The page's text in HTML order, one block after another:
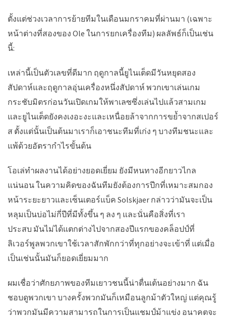
ตั้งแต่ช่วงเวลาการย้ายทีมในเดือนมกราคมที่ผ่านมา (เฉพาะ
หน้าต่างที่สองของ Ole ในการยกเครื่องทีม) ผลลัพธ์ก็เป็นเช่น
นี้:
เหล่านี้เป็นตัวเลขที่ดีมาก ฤดูกาลนี้ยูไนเต็ดมีวันหยุดสอง
สัปดาห์และฤดูกาลอุ่นเครื่องหนึ่งสัปดาห์ พวกเขาเล่นเกม
กระชับมิตรก่อนวันเปิดเกมให้พาเลซซึ่งเล่นไปแล้วสามเกม
และยูไนเต็ดยังคงเงอะงะและเหนื่อยล้าจากการขย้ำจากสเปอร์
ส ตั้งแต่นั้นเป็นต้นมาเราก็เอาชนะทีมที่เก่ง ๆ บางทีมชนะและ
แพ้ด้วยอัตรากำไรขั้นต้น
โอเล่ทำผลงานได้อย่างยอดเยี่ยม ยังมีหนทางอีกยาวไกล
แน่นอน ในความคิดของฉันทีมยังต้องการปีกที่เหมาะสมกอง
หน้าระยะยาวและเซ็นเตอร์แบ็ค Solskjaer กล่าวว่ามันจะเป็น
หลุมเป็นบ่อไม่กี่ปีที่มีทั้งขึ้น ๆ ลง ๆ และนั่นคือสิ่งที่เรา
ประสบ มันไม่ได้แตกต่างไปจากสองปีแรกของคล็อปป์ที่
ลิเวอร์พูลพวกเขาใช้เวลาสักพักกว่าที่ทุกอย่างจะเข้าที่ แต่เมื่อ
เป็นเช่นนั้นมันก็ยอดเยี่ยมมาก
ผมเชื่อว่าศักยภาพของทีมเยาวชนนี้น่าตื่นเต้นอย่างมาก ฉัน
ชอบดูพวกเขา บางครั้งพวกมันก็เหมือนลูกม้าตัวใหญ่ แต่คุณรู้
ว่าพวกมันมีความสามารถในการเป็นแชมป์ม้าแข่ง อนาคตจะ